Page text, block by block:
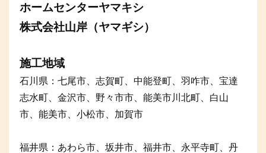
ホームセンターヤマキシ
株式会社山岸（ヤマギシ）
施工地域
石川県：七尾市、志賀町、中能登町、羽咋市、宝達
志水町、金沢市、野々市市、能美市川北町、白山
市、能美市、小松市、加賀市
福井県：あわら市、坂井市、福井市、永平寺町、丹